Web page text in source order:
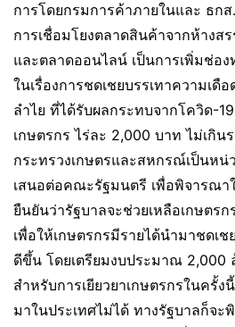
การโดยกรมการค้าภายในและ ธก
การเชื่อมโยงตลาดสินค้าจากห้าง
และตลาดออนไลน์ เป็นการเพิ่มช่อ
ในเรื่องการชดเชยบรรเทาความเดื
ลำไย ที่ได้รับผลกระทบจากโควิด-19
เกษตรกร ไร่ละ 2,000 บาท ไม่เกิน
กระทรวงเกษตรและสหกรณ์เป็นหน่
เสนอต่อคณะรัฐมนตรี เพื่อพิจารณา
ยืนยันว่ารัฐบาลจะช่วยเหลือเกษตร
เพื่อให้เกษตรกรมีรายได้นำมาชดเ
ดีขึ้น โดยเตรียมงบประมาณ 2,000
สำหรับการเยียวยาเกษตรกรในครั้ง
มาในประเทศไม่ได้ ทางรัฐบาลก็จะ